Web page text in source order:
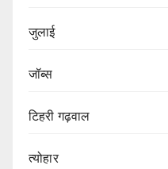
जुलाई
जॉब्स
टिहरी गढ़वाल
त्योहार